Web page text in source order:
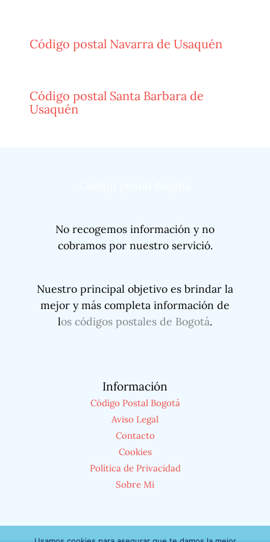
Código postal Navarra de Usaquén
Código postal Santa Barbara de
Usaquén
No recogemos información y no
cobramos por nuestro servició.
Nuestro principal objetivo es brindar la
mejor y más completa información de
los códigos postales de Bogotá.
Información
Código Postal Bogotá
Aviso Legal
Contacto
Cookies
Política de Privacidad
Sobre Mi